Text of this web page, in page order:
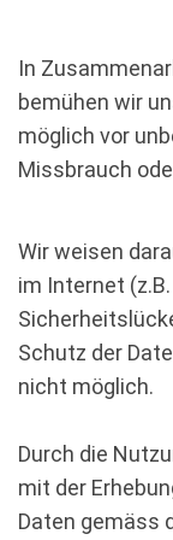
In
bemühen wir
möglich vor
Missbrauch
Wir weisen
im Internet
Schutz der
nicht möglich.
Durch die
mit der
Daten gemäss